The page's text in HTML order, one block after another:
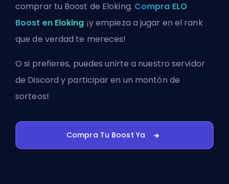
comprar tu Boost de Eloking. Compra ELO
Boost en Eloking ¡y empieza a jugar en el rank
que de verdad te mereces!
O si prefieres, puedesunirte a nuestro servidor
de Discord y participar en un montón de
sorteos!
Compra Tu Boost Ya